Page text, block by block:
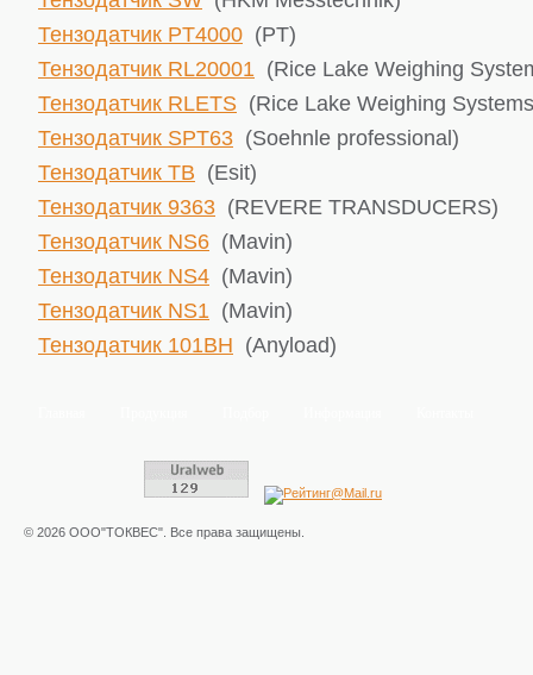
Тензодатчик PT4000 (PT)
Тензодатчик RL20001 (Rice Lake ​Weighing
Тензодатчик RLETS (Rice Lake ​Weighing
Тензодатчик SPT63 (Soehnle professional)
Тензодатчик TB (Esit)
Тензодатчик 9363 (REVERE TRANSDUCERS)
Тензодатчик NS6 (Mavin)
Тензодатчик NS4 (Mavin)
Тензодатчик NS1 (Mavin)
Тензодатчик 101BH (Anyload)
© 2026 ООО"ТОКВЕС". Все права защищены.